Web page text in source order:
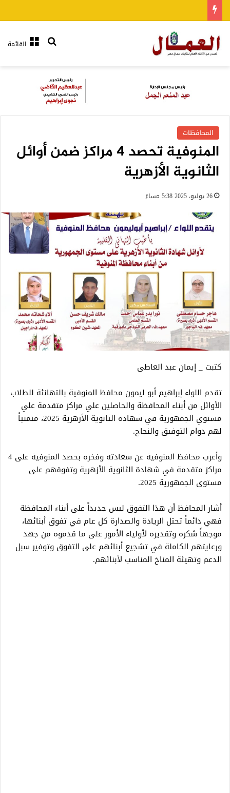
القائمةبحث عن
المحافظات
المنوفية تحصد 4 مراكز ضمن أوائل
الثانوية الأزهرية
26 يوليو، 2025 5:38 مساءً
كتبت _ إيمان عبد العاطى
تقدم اللواء إبراهيم أبو ليمون محافظ المنوفية بالتهانئة للطلاب
الأوائل من أبناء المحافظة والحاصلين علي مراكز متقدمة علي
مستوي الجمهورية في شهادة الثانوية الأزهرية 2025، متمنياً
لهم دوام التوفيق والنجاح.
وأعرب محافظ المنوفية عن سعادته وفخره بحصد المنوفية على 4
مراكز متقدمة في شهادة الثانوية الأزهرية وتفوقهم على
مستوى الجمهورية 2025.
أشار المحافظ أن هذا التفوق ليس جديداً على أبناء المحافظة
فهي دائماً تحتل الريادة والصدارة كل عام في تفوق أبنائها،
موجهاً شكره وتقديره لأولياء الأمور على ما قدموه من جهد
ورعايتهم الكاملة في تشجيع أبنائهم على التفوق وتوفير سبل
الدعم وتهيئة المناخ المناسب لأبنائهم.